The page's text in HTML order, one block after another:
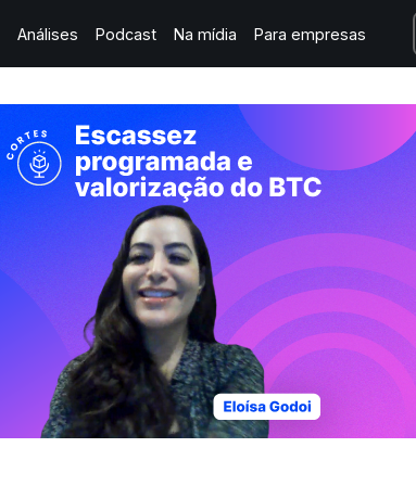
Análises Podcast Na mídia Para empresas